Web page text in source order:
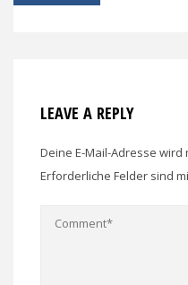
LEAVE A REPLY
Deine E-Mail-Adresse
Erforderliche Felder sind